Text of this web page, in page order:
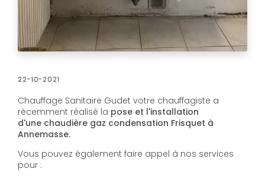
22-10-2021
Chauffage Sanitaire Gudet votre chauffagiste a
récemment réalisé la pose et l'installation
d'une chaudière gaz condensation Frisquet à
Annemasse.
Vous pouvez également faire appel à nos services
pour :